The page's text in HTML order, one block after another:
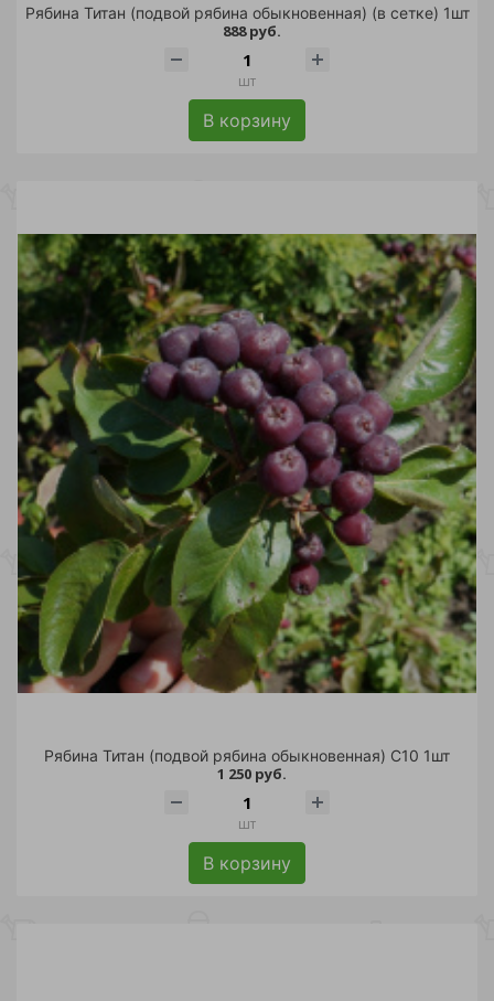
Рябина Титан (подвой рябина обыкновенная) (в сетке) 1шт
888 руб.
шт
В корзину
Рябина Титан (подвой рябина обыкновенная) С10 1шт
1 250 руб.
шт
В корзину